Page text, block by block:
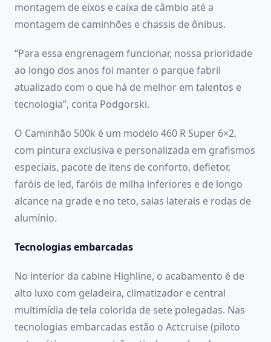
montagem de eixos e caixa de câmbio até a
montagem de caminhões e chassis de ônibus.
“Para essa engrenagem funcionar, nossa prioridade
ao longo dos anos foi manter o parque fabril
atualizado com o que há de melhor em talentos e
tecnologia”, conta Podgorski.
O Caminhão 500k é um modelo 460 R Super 6×2,
com pintura exclusiva e personalizada em grafismos
especiais, pacote de itens de conforto, defletor,
faróis de led, faróis de milha inferiores e de longo
alcance na grade e no teto, saias laterais e rodas de
alumínio.
Tecnologias embarcadas
No interior da cabine Highline, o acabamento é de
alto luxo com geladeira, climatizador e central
multimídia de tela colorida de sete polegadas. Nas
tecnologias embarcadas estão o Actcruise (piloto